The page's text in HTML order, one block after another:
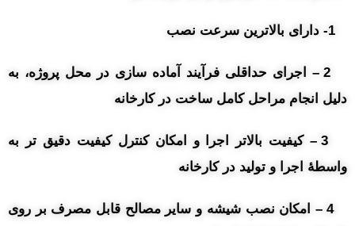
2 – اجرای حداقلی فرآیند آماده سازی در محل پروژه، به
دلیل انجام مراحل کامل ساخت در کارخانه
3 – کیفیت بالاتر اجرا و امکان کنترل کیفیت دقیق تر به
واسطۀ اجرا و تولید در کارخانه
4 – امکان نصب شیشه و سایر مصالح قابل مصرف بر روی